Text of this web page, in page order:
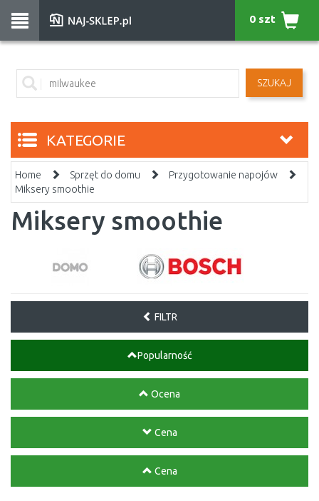
SZUKAJ
0 szt
KATEGORIE
Home Sprzęt do domu
Przygotowanie napojów
Miksery smoothie
Miksery smoothie
FILTR
Popularność
Ocena
Cena
Cena